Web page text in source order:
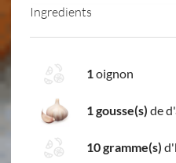
Ingredients
1oignon
1 gousse(s) de
10 gramme(s)